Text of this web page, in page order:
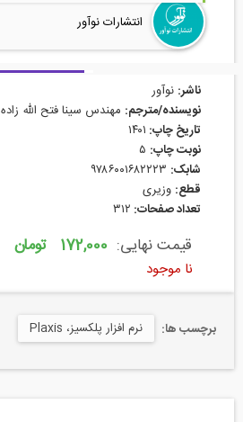
انتشارات نوآور
ناشر: نوآور
نویسنده/مترجم: مهندس سینا فتح الله زاده
تاریخ چاپ: ۱۴۰۱
نوبت چاپ:
شابک:
قطع: وزیری
تعداد صفحات: ۳۱۲
قیمت نهایی: 172,000 تومان
نا موجود
برچسب ها: نرم افزار پلکسیز، Plaxis